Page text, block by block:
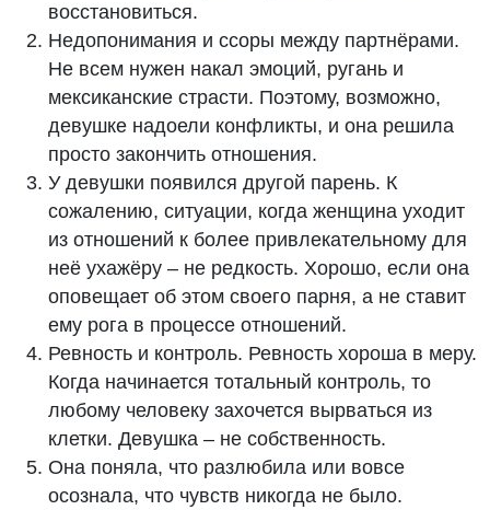
восстановиться.
Недопонимания и ссоры между партнёрами.
Не всем нужен накал эмоций, ругань и
мексиканские страсти. Поэтому, возможно,
девушке надоели конфликты, и она решила
просто закончить отношения.
У девушки появился другой парень. К
сожалению, ситуации, когда женщина уходит
из отношений к более привлекательному для
неё ухажёру – не редкость. Хорошо, если она
оповещает об этом своего парня, а не ставит
ему рога в процессе отношений.
Ревность и контроль. Ревность хороша в меру.
Когда начинается тотальный контроль, то
любому человеку захочется вырваться из
клетки. Девушка – не собственность.
Она поняла, что разлюбила или вовсе
осознала, что чувств никогда не было.